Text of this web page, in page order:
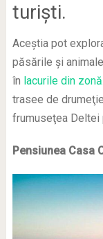
turişti.
Aceştia pot
păsările şi
în lacurile din zonă.
trasee de
frumuseţea Deltei
Pensiunea Casa